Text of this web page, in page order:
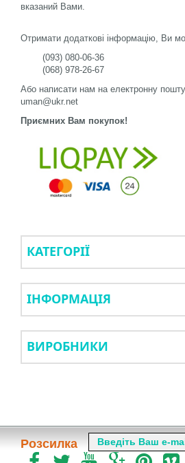
вказаний Вами.
Отримати додаткові інформацію, Ви
(093) 080-06-36
(068) 978-26-67
Або написати нам на електронну
uman@ukr.net
Приємних Вам покупок!
КАТЕГОРІЇ
ІНФОРМАЦІЯ
ВИРОБНИКИ
Розсилка